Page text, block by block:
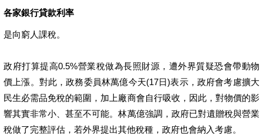
各家銀行貸款利率
是向窮人課稅。
政府打算提高0.5%營業稅做為長照財源，遭外界質疑恐會帶動物
價上漲。對此，政務委員林萬億今天(17日)表示，政府會考慮擴大
民生必需品免稅的範圍，加上廠商會自行吸收，因此，對物價的影
響其實非常小、甚至不可能。林萬億強調，政府已對遺贈稅與營業
稅做了完整評估，若外界提出其他稅種，政府也會納入考慮。